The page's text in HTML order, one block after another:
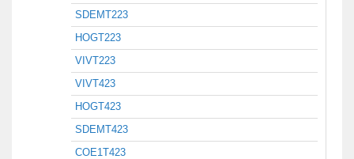
SDEMT223
HOGT223
VIVT223
VIVT423
HOGT423
SDEMT423
COE1T423